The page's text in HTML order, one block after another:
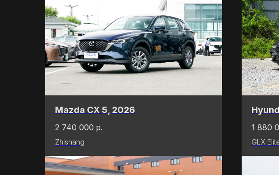
Mazda CX 5, 2026
2 740 000 р.
Zhishang
1 880
GLX